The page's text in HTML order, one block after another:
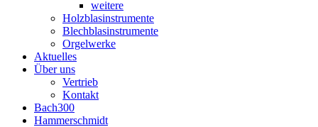
weitere
Holzblasinstrumente
Blechblasinstrumente
Orgelwerke
Aktuelles
Über uns
Vertrieb
Kontakt
Bach300
Hammerschmidt